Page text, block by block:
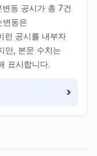
동 공시가 총 7건
변동은
런 공시를 내부자
만, 본문 수치는
표시합니다.
›